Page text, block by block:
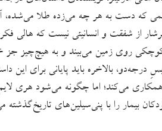
که دست به هر چه می‌زده طلا می‌شده،
از شفقت و انسانیتی نیست که هالی
روی زمین می‌بیند و به هیچ‌چیز
بالاخره باید پایانی برای این
می‌کند؛ اما چگونه می‌شود هری
بیمار را با پنی‌سیلین‌های تاریخ‌گذشته